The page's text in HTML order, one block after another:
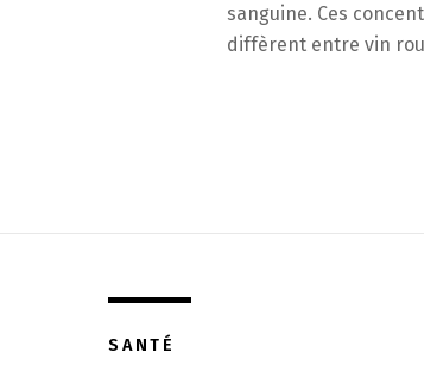
sanguine. Ces
diffèrent entre vin
SANTÉ